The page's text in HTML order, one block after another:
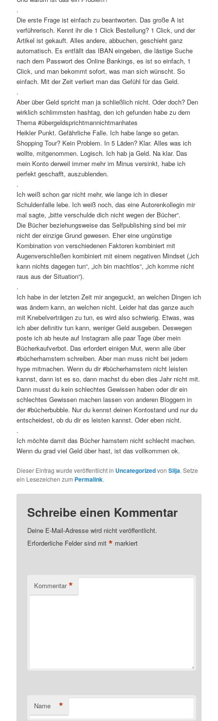
.
Die erste Frage ist einfach zu beantworten. Das große A ist
verführerisch. Kennt ihr die 1 Click Bestellung? 1 Click, und der
Artikel ist gekauft. Alles andere, abbuchen, geschieht ganz
automatisch. Es entfällt das IBAN eingeben, die lästige Suche
nach dem Passwort des Online Bankings, es ist so einfach, 1
Click, und man bekommt sofort, was man sich wünscht. So
einfach. Mit der Zeit verliert man das Gefühl für das Geld.
.
Aber über Geld spricht man ja schließlich nicht. Oder doch? Den
wirklich schlimmsten hashtag, den ich gefunden habe zu dem
Thema #übergeldsprichtmannichtmanhates
Heikler Punkt. Gefährliche Falle. Ich habe lange so getan.
Shopping Tour? Kein Problem. In 5 Läden? Klar. Alles was ich
wollte, mitgenommen. Logisch. Ich hab ja Geld. Na klar. Das
mein Konto derweil immer mehr im Minus versinkt, habe ich
perfekt geschafft, auszublenden.
.
Ich weiß schon gar nicht mehr, wie lange ich in dieser
Schuldenfalle lebe. Ich weiß noch, das eine Autorenkollegin mir
mal sagte, „bitte verschulde dich nicht wegen der Bücher“.
Die Bücher beziehungsweise das Selfpublishing sind bei mir
nicht der einzige Grund gewesen. Eher eine ungünstige
Kombination von verschiedenen Faktoren kombiniert mit
Augenverschließen kombiniert mit einem negativen Mindset („ich
kann nichts dagegen tun“, „ich bin machtlos“, „ich komme nicht
raus aus der Situation“).
.
Ich habe in der letzten Zeit mir angeguckt, an welchen Dingen ich
was ändern kann, an welchen nicht. Leider hat das ganze auch
mit Knebelverträgen zu tun, es wird also schwierig. Etwas, was
ich aber definitiv tun kann, weniger Geld ausgeben. Deswegen
poste ich ab heute auf Instagram alle paar Tage über mein
Bücherkaufverbot. Das erfordert einigen Mut, wenn alle über
#bücherhamstern schreiben. Aber man muss nicht bei jedem
hype mitmachen. Wenn du dir #bücherhamstern nicht leisten
kannst, dann ist es so, dann machst du eben dies Jahr nicht mit.
Dann musst du kein schlechtes Gewissen haben oder dir ein
schlechtes Gewissen machen lassen von anderen Bloggern in
der #bücherbubble. Nur du kennst deinen Kontostand und nur du
entscheidest, ob du dir es leisten kannst. Oder eben nicht.
.
Ich möchte damit das Bücher hamstern nicht schlecht machen.
Wenn du grad viel Geld über hast, ist das vollkommen ok.
Dieser Eintrag wurde veröffentlicht in UncategorizedvonSilja. Setze
ein Lesezeichen zum Permalink.
Schreibe einen Kommentar
Deine E-Mail-Adresse wird nicht veröffentlicht.
Erforderliche Felder sind mit* markiert
Kommentar *
Name *